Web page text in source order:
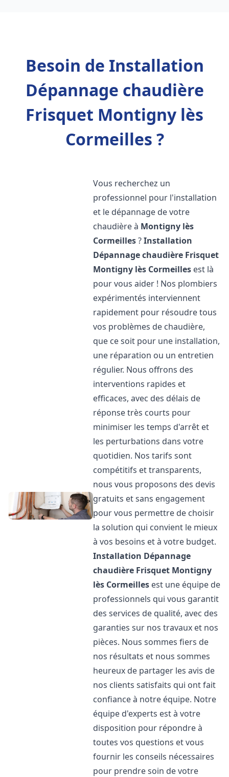
Besoin de Installation
Dépannage chaudière
Frisquet Montigny lès
Cormeilles ?
Vous recherchez un
professionnel pour l'installation
et le dépannage de votre
chaudière à Montigny lès
Cormeilles?Installation
Dépannage chaudière Frisquet
Montigny lès Cormeilles est là
pour vous aider ! Nos plombiers
expérimentés interviennent
rapidement pour résoudre tous
vos problèmes de chaudière,
que ce soit pour une installation,
une réparation ou un entretien
régulier. Nous offrons des
interventions rapides et
efficaces, avec des délais de
réponse très courts pour
minimiser les temps d'arrêt et
les perturbations dans votre
quotidien. Nos tarifs sont
compétitifs et transparents,
nous vous proposons des devis
gratuits et sans engagement
pour vous permettre de choisir
la solution qui convient le mieux
à vos besoins et à votre budget.
Installation Dépannage
chaudière Frisquet Montigny
lès Cormeilles est une équipe de
professionnels qui vous garantit
des services de qualité, avec des
garanties sur nos travaux et nos
pièces. Nous sommes fiers de
nos résultats et nous sommes
heureux de partager les avis de
nos clients satisfaits qui ont fait
confiance à notre équipe. Notre
équipe d'experts est à votre
disposition pour répondre à
toutes vos questions et vous
fournir les conseils nécessaires
pour prendre soin de votre